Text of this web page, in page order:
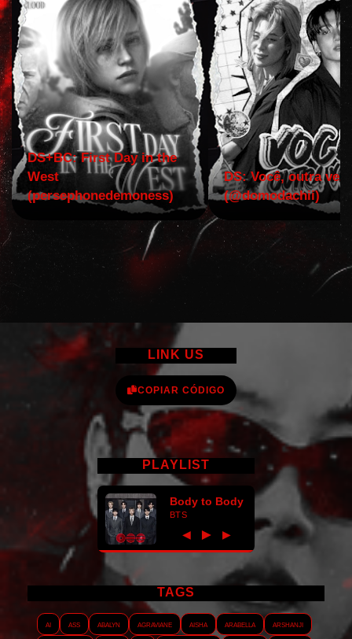
DS+BC: First Day in the
West
(persephonedemoness)
DS: Você, outra vez!
(@domodachii)
LINK US
COPIAR CÓDIGO
PLAYLIST
Body to Body
BTS
◀ ► ▶
TAGS
AI ASS Abalyn Agraviane Aisha Arabella Arshanji